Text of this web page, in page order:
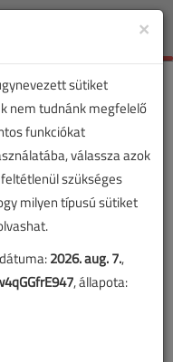
Toggle
májusi
hozzáférést kap a
letöltheti a
fizetést követően
A
×
sütiket
nem tudnánk megfelelő
funkciókat
válassza azok
szükséges
milyen típusú sütiket
2026. aug. 7.,
, állapota: